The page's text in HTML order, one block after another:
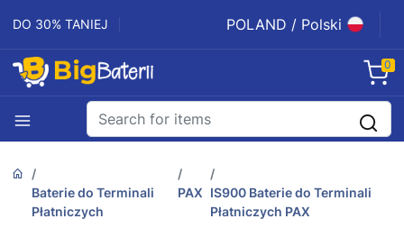
DO 30% TANIEJ POLAND / Polski
0
Baterie do Terminali
Płatniczych
PAX IS900 Baterie do Terminali
Płatniczych PAX